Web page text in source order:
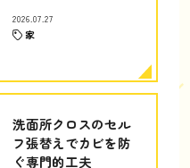
2026.07.27
家
洗面所クロスのセル
フ張替えでカビを防
ぐ専門的工夫